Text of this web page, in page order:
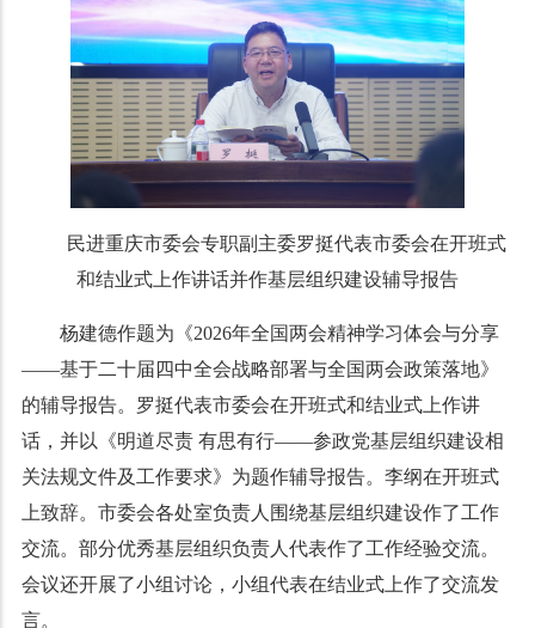
民进重庆市委会专职副主委罗挺代表市委会在开班式
和结业式上作讲话并作基层组织建设辅导报告
杨建德作题为《2026年全国两会精神学习体会与分享
——基于二十届四中全会战略部署与全国两会政策落地》
的辅导报告。罗挺代表市委会在开班式和结业式上作讲
话，并以《明道尽责 有思有行——参政党基层组织建设相
关法规文件及工作要求》为题作辅导报告。李纲在开班式
上致辞。市委会各处室负责人围绕基层组织建设作了工作
交流。部分优秀基层组织负责人代表作了工作经验交流。
会议还开展了小组讨论，小组代表在结业式上作了交流发
言。